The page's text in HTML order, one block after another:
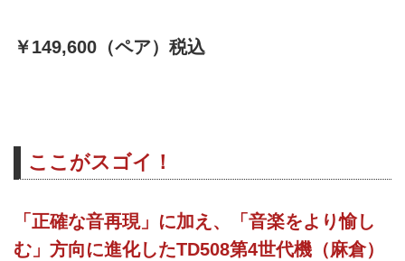
￥149,600（ペア）税込
ここがスゴイ！
「正確な音再現」に加え、「音楽をより愉し
む」方向に進化したTD508第4世代機（麻倉）